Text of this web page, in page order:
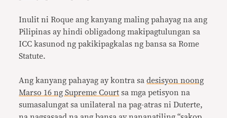
Inulit ni Roque ang kanyang maling pahayag na ang
Pilipinas ay hindi obligadong makipagtulungan sa
ICC kasunod ng pakikipagkalas ng bansa sa Rome
Statute.
Ang kanyang pahayag ay kontra sadesisyon noong
Marso 16 ng Supreme Court sa mga petisyon na
sumasalungat sa unilateral na pag-atras ni Duterte,